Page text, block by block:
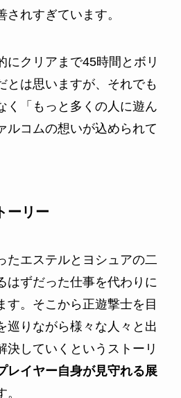
れすぎています。
にクリアまで45時間とボリ
とは思いますが、それでも
く「もっと多くの人に遊ん
ルコムの想いが込められて
ーリー
たエステルとヨシュアの二
はずだった仕事を代わりに
す。そこから正遊撃士を目
巡りながら様々な人々と出
決していくというストーリ
レイヤー自身が見守れる展